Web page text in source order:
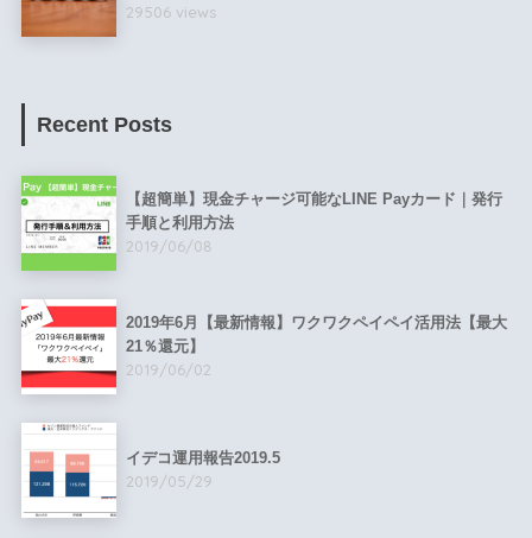
29506 views
Recent Posts
【超簡単】現金チャージ可能なLINE Payカード｜発行
手順と利用方法
2019/06/08
2019年6月【最新情報】ワクワクペイペイ活用法【最大
21％還元】
2019/06/02
イデコ運用報告2019.5
2019/05/29